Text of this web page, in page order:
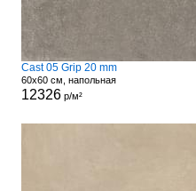
Cast 05 Grip 20 mm
60x60 см, напольная
12326р/м²